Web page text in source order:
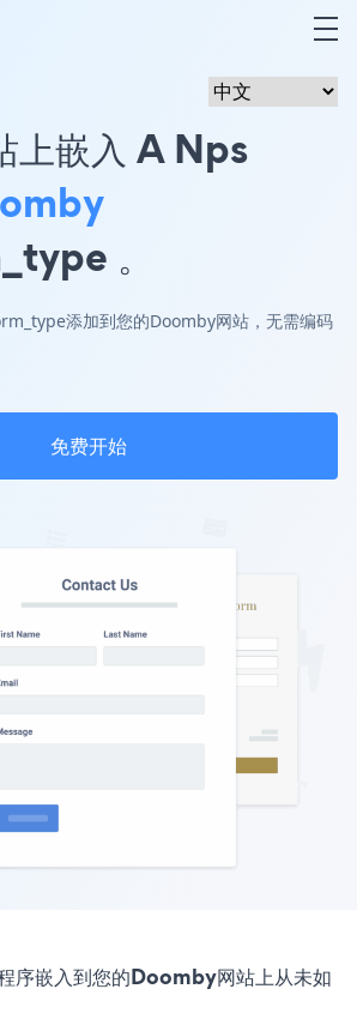
上嵌入 A Nps
。
添加到您的Doomby网站，无需编码
免费开始
序嵌入到您的Doomby网站上从未如